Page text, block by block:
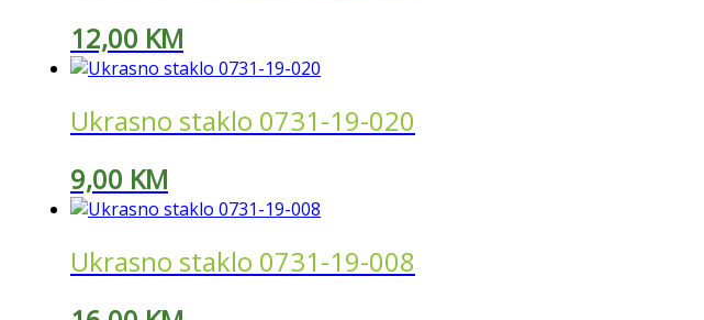
12,00 KM
Ukrasno staklo 0731-19-020
9,00 KM
Ukrasno staklo 0731-19-008